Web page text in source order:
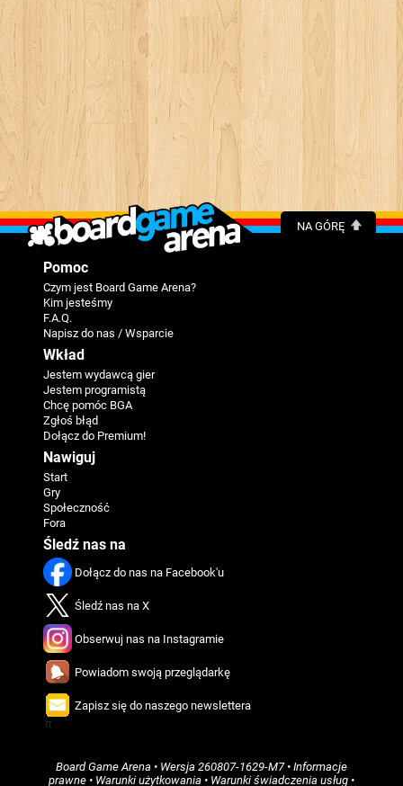
NA GÓRĘ
Pomoc
Czym jest Board Game Arena?
Kim jesteśmy
F.A.Q.
Napisz do nas / Wsparcie
Wkład
Jestem wydawcą gier
Jestem programistą
Chcę pomóc BGA
Zgłoś błąd
Dołącz do Premium!
Nawiguj
Start
Gry
Społeczność
Fora
Śledź nas na
Dołącz do nas na Facebook'u
Śledź nas na X
Obserwuj nas na Instagramie
Powiadom swoją przeglądarkę
Zapisz się do naszego newslettera
Board Game Arena • Wersja 260807-1629-M7• Informacje
prawne• Warunki użytkowania • Warunki świadczenia usług•
π